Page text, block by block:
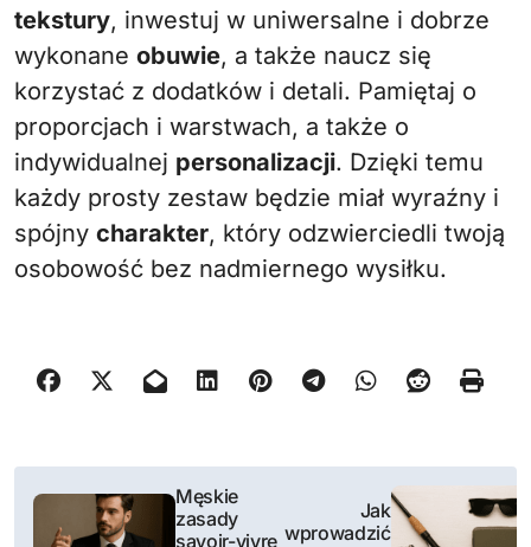
tekstury, inwestuj w uniwersalne i dobrze
wykonane obuwie, a także naucz się
korzystać z dodatków i detali. Pamiętaj o
proporcjach i warstwach, a także o
indywidualnej personalizacji. Dzięki temu
każdy prosty zestaw będzie miał wyraźny i
spójny charakter, który odzwierciedli twoją
osobowość bez nadmiernego wysiłku.
N
Męskie
zasady
savoir-vivre
Jak
wprowadzić